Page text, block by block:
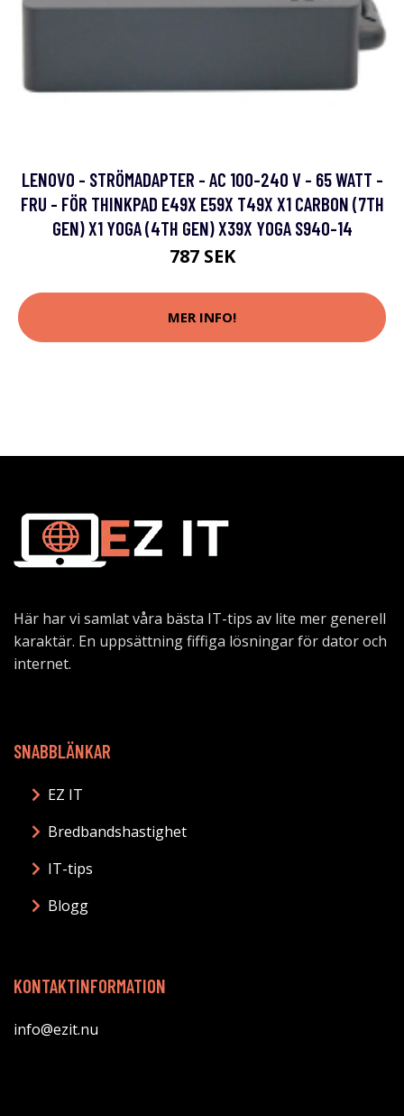
LENOVO - STRÖMADAPTER - AC 100-240 V - 65 WATT -
FRU - FÖR THINKPAD E49X E59X T49X X1 CARBON (7TH
GEN) X1 YOGA (4TH GEN) X39X YOGA S940-14
787 SEK
MER INFO!
Här har vi samlat våra bästa IT-tips av lite mer generell
karaktär. En uppsättning fiffiga lösningar för dator och
internet.
SNABBLÄNKAR
EZ IT
Bredbandshastighet
IT-tips
Blogg
KONTAKTINFORMATION
info@ezit.nu